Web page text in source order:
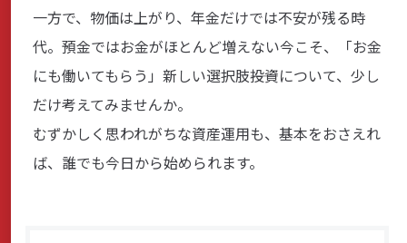
店舗のご案内
サポート・お手続き
会社案内
一方で、物価は上がり、年金だけでは不安が残る時
代。預金ではお金がほとんど増えない今こそ、「お金
にも働いてもらう」新しい選択肢――投資について、少し
だけ考えてみませんか。
むずかしく思われがちな資産運用も、基本をおさえれ
ば、誰でも今日から始められます。